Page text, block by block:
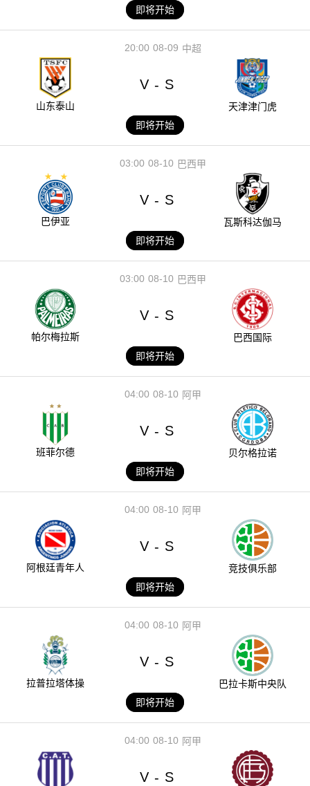
即将开始
08-09
20:00 中超
山东泰山
V - S
天津津门虎
即将开始
08-10
03:00 巴西甲
巴伊亚
V - S
瓦斯科达伽马
即将开始
08-10
03:00 巴西甲
帕尔梅拉斯
V - S
巴西国际
即将开始
08-10
04:00 阿甲
班菲尔德
V - S
贝尔格拉诺
即将开始
08-10
04:00 阿甲
阿根廷青年人
V - S
竞技俱乐部
即将开始
08-10
04:00 阿甲
拉普拉塔体操
V - S
巴拉卡斯中央队
即将开始
08-10
04:00 阿甲
V - S